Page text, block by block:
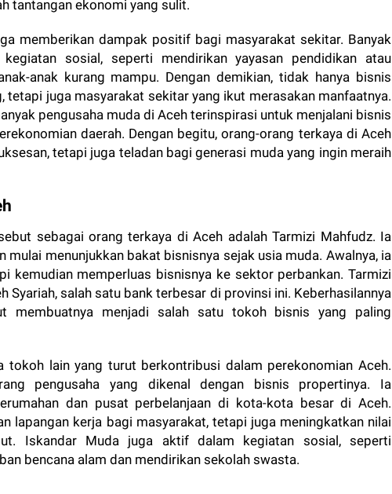
tantangan ekonomi yang sulit.
memberikan dampak positif bagi masyarakat sekitar. Banyak
sosial, seperti mendirikan yayasan pendidikan atau
anak kurang mampu. Dengan demikian, tidak hanya bisnis
tetapi juga masyarakat sekitar yang ikut merasakan manfaatnya.
pengusaha muda di Aceh terinspirasi untuk menjalani bisnis
daerah. Dengan begitu, orang-orang terkaya di Aceh
tetapi juga teladan bagi generasi muda yang ingin meraih
sebagai orang terkaya di Aceh adalah Tarmizi Mahfudz. Ia
mulai menunjukkan bakat bisnisnya sejak usia muda. Awalnya, ia
kemudian memperluas bisnisnya ke sektor perbankan. Tarmizi
Syariah, salah satu bank terbesar di provinsi ini. Keberhasilannya
membuatnya menjadi salah satu tokoh bisnis yang paling
tokoh lain yang turut berkontribusi dalam perekonomian Aceh.
pengusaha yang dikenal dengan bisnis propertinya. Ia
dan pusat perbelanjaan di kota-kota besar di Aceh.
lapangan kerja bagi masyarakat, tetapi juga meningkatkan nilai
Iskandar Muda juga aktif dalam kegiatan sosial, seperti
bencana alam dan mendirikan sekolah swasta.